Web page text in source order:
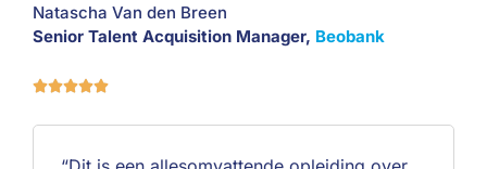
Natascha Van den Breen
Senior Talent Acquisition Manager, Beobank
